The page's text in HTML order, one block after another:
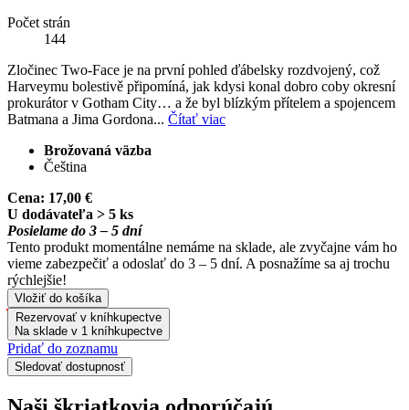
Počet strán
144
Zločinec Two-Face je na první pohled ďábelsky rozdvojený, což
Harveymu bolestivě připomíná, jak kdysi konal dobro coby okresní
prokurátor v Gotham City… a že byl blízkým přítelem a spojencem
Batmana a Jima Gordona... Čítať viac
Brožovaná väzba
Čeština
Cena: 17,00 €
U dodávateľa > 5 ks
Posielame do 3 – 5 dní
Tento produkt momentálne nemáme na sklade, ale zvyčajne vám ho
vieme zabezpečiť a odoslať do 3 – 5 dní. A posnažíme sa aj trochu
rýchlejšie!
Vložiť do košíka
Rezervovať v kníhkupectve
Na sklade v 1 kníhkupectve
Pridať do zoznamu
Sledovať dostupnosť